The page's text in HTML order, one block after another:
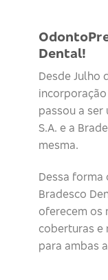
Dental!
Desde Julho
passou a
S.A. e a
mesma.
Dessa
Bradesco
oferecem os
coberturas e
para ambas